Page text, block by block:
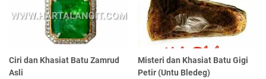
Ciri dan Khasiat Batu Zamrud
Asli
Misteri dan Khasiat Batu Gigi
Petir (Untu Bledeg)